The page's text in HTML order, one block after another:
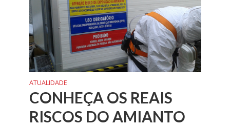
ATUALIDADE
CONHEÇA OS REAIS
RISCOS DO AMIANTO